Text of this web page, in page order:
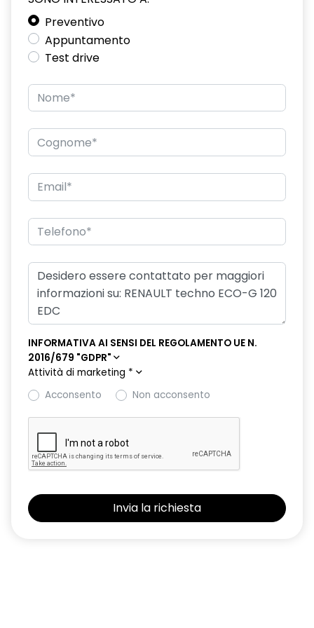
hands-free card per apertura/chiusura porte e avviamento
motore
HAR02
intelligent speed assist assistenza al superamento dei limiti
di velocità
kit gonfiaggio pneumatici
lunotto posteriore con funzione sbrinamento
Manutenzione Connessa, incluso per 8 anni
Pack standard connectivity, tramite app my rnlt
portellone posteriore manuale
privacy glass
retrovisore interno elettrocromico frameless
retrovisori esterni elettrici riscaldabili e ripiegabili
elettricamente
shark antenna
sistema di frenata d'emergenza attiva con riconoscimento
pedoni, ciclisti e incroci
Preventivo
Appuntamento
Test drive
INFORMATIVA AI SENSI DEL REGOLAMENTO UE N.
2016/679 "GDPR"
Attività di marketing *
Acconsento
Non acconsento